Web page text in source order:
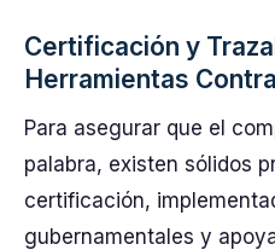
Certificación y
Herramientas
Para asegurar que el
palabra, existen sólidos
certificación,
gubernamentales y